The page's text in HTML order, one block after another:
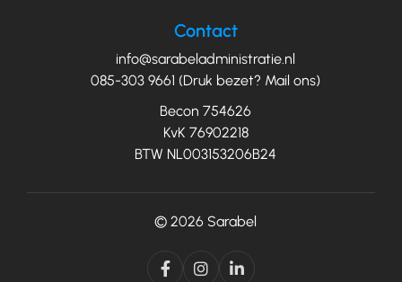
Contact
info@sarabeladministratie.nl
085-303 9661 (Druk bezet? Mail ons)
Becon 754626
KvK 76902218
BTW NL003153206B24
© 2026 Sarabel
  